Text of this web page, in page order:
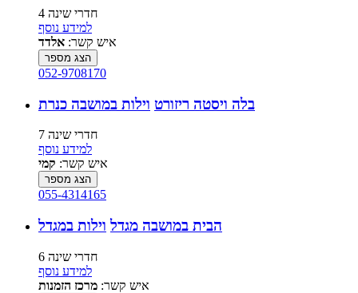
4 חדרי שינה
למידע נוסף
איש קשר: אלדד
הצג מספר
052-9708170
בלה ויסטה ריזורט וילות במושבה כנרת
7 חדרי שינה
למידע נוסף
איש קשר: קמי
הצג מספר
055-4314165
הבית במושבה מגדל וילות במגדל
6 חדרי שינה
למידע נוסף
איש קשר: מרכז הזמנות